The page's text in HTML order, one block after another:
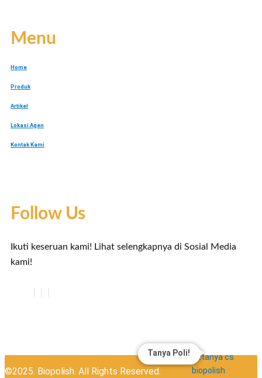
Menu
Home
Produk
Artikel
Lokasi Agen
Kontak Kami
Follow Us
Ikuti keseruan kami! Lihat selengkapnya di Sosial Media
kami!
©2025. Biopolish. All Rights Reserved.
Tanya Poli!